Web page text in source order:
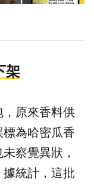
架
，原來香料供
為哈密瓜香
察覺異狀，
統計，這批